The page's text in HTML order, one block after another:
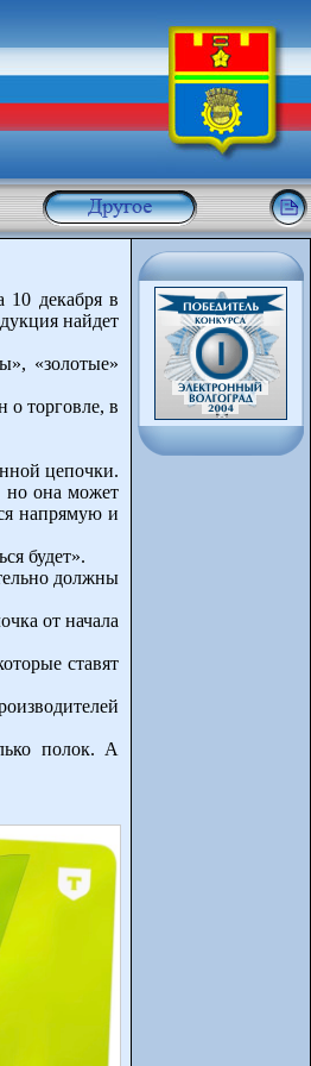
10 декабря в
найдет
«золотые»
о торговле, в
цепочки.
но она может
напрямую и
будет».
должны
от начала
ставят
полок. А